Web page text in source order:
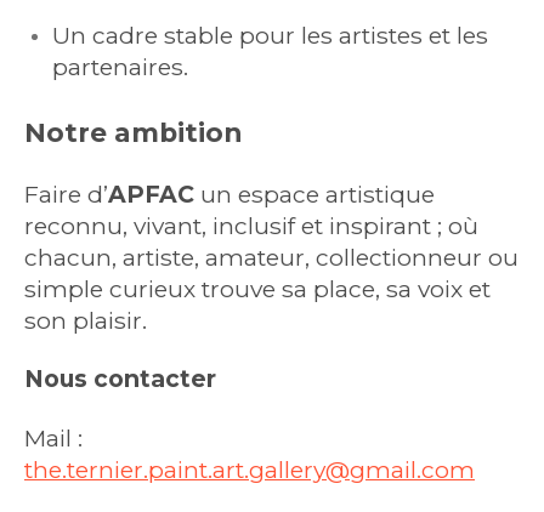
Un cadre stable pour les artistes et les
partenaires.
Notre ambition
Faire d’APFAC un espace artistique
reconnu, vivant, inclusif et inspirant ; où
chacun, artiste, amateur, collectionneur ou
simple curieux trouve sa place, sa voix et
son plaisir.
Nous contacter
Mail :
the.ternier.paint.art.gallery@gmail.com